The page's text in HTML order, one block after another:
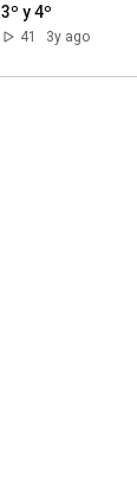
3º y 4º
41 3y ago